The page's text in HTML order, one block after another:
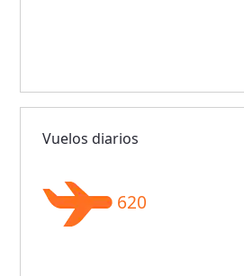
Vuelos diarios
620